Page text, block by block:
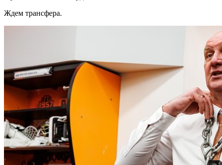
Ждем трансфера.